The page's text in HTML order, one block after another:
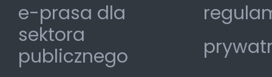
e-prasa dla
sektora
publicznego